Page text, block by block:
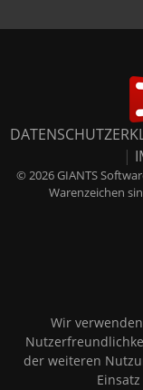
|
© 2026 GIANTS
Warenzeichen
Wir
der weiteren